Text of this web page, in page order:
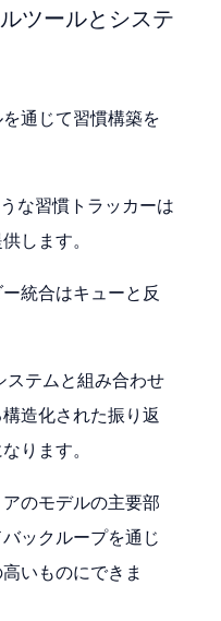
ツールとシステ
通じて習慣構築を
な習慣トラッカーは
します。
統合はキューと反
ステムと組み合わせ
造化された振り返
ります。
のモデルの主要部
ックループを通じ
いものにできま